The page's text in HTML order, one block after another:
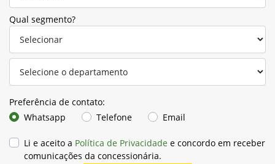
Qual segmento?
Preferência de contato:
Whatsapp
Telefone Email
Li e aceito a Política de Privacidade e concordo em receber
comunicações da concessionária.